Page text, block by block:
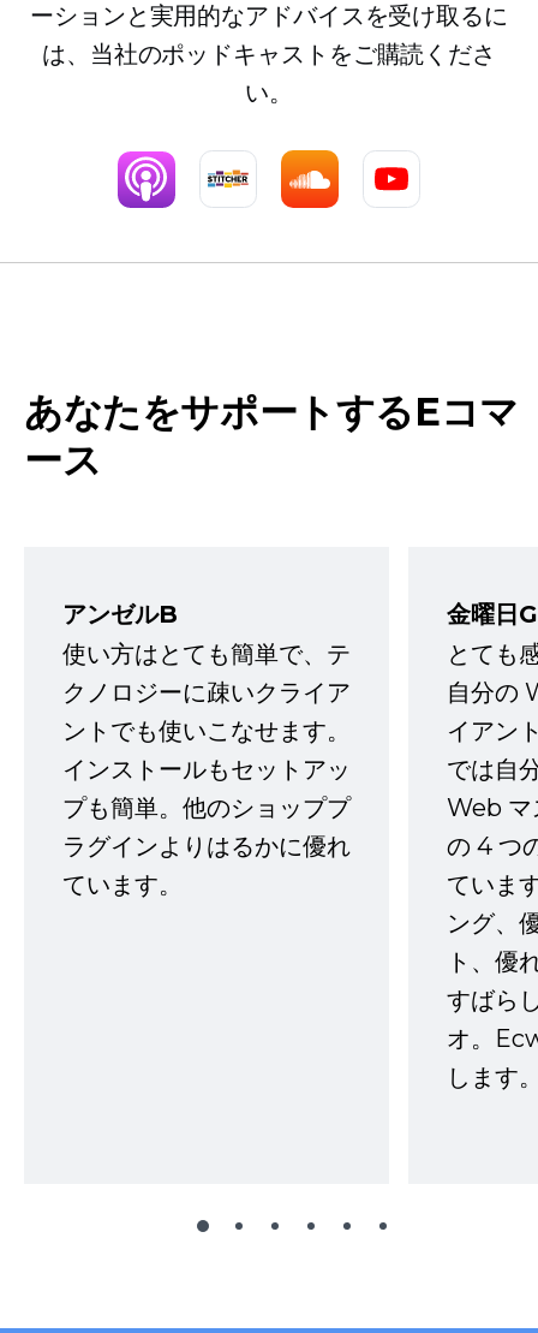
ーションと実用的なアドバイスを受け取るに
は、当社のポッドキャストをご購読くださ
い。
あなたをサポートするEコマ
ース
アンゼルB
使い方はとても簡単で、テ
クノロジーに疎いクライア
ントでも使いこなせます。
インストールもセットアッ
プも簡単。他のショッププ
ラグインよりはるかに優れ
ています。
金曜日G
とても
自分の
イアン
では自
Web マ
の 4 つ
ていま
ング、
ト、優
すばら
オ。
します